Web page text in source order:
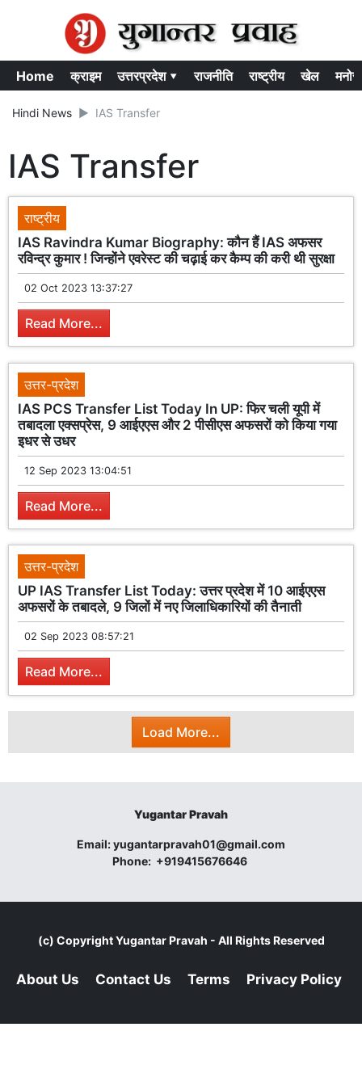
Home क्राइम उत्तरप्रदेश ▾ राजनीति राष्ट्रीय खेल
Hindi News IAS Transfer
IAS Transfer
राष्ट्रीय
IAS Ravindra Kumar Biography: कौन हैं IAS अफसर
रविन्द्र कुमार ! जिन्होंने एवरेस्ट की चढ़ाई कर कैम्प की करी थी सुरक्षा
02 Oct 2023 13:37:27
Read More...
उत्तर-प्रदेश
IAS PCS Transfer List Today In UP: फिर चली यूपी में
तबादला एक्सप्रेस, 9 आईएएस और 2 पीसीएस अफसरों को किया गया
इधर से उधर
12 Sep 2023 13:04:51
Read More...
उत्तर-प्रदेश
UP IAS Transfer List Today: उत्तर प्रदेश में 10 आईएएस
अफसरों के तबादले, 9 जिलों में नए जिलाधिकारियों की तैनाती
02 Sep 2023 08:57:21
Read More...
Load More...
Yugantar Pravah
Email:yugantarpravah01@gmail.com
Phone: +919415676646
(c) CopyrightYugantar Pravah - All Rights Reserved
About Us Contact Us Terms Privacy Policy